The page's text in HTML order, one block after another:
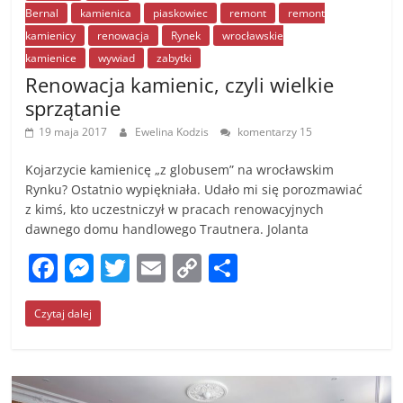
Bernal
kamienica piaskowiec remont
remont
kamienicy
renowacja Rynek
wrocławskie
kamienice
wywiad zabytki
Renowacja kamienic, czyli wielkie
sprzątanie
19 maja 2017 Ewelina Kodzis komentarzy 15
Kojarzycie kamienicę „z globusem” na wrocławskim
Rynku? Ostatnio wypiękniała. Udało mi się porozmawiać
z kimś, kto uczestniczył w pracach renowacyjnych
dawnego domu handlowego Trautnera. Jolanta
F
a
c
b
M
e
ss
n
T E C
Li
Czytaj dalej